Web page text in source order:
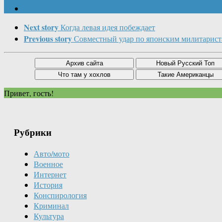
Next storyКогда левая идея побеждает
Previous storyСовместный удар по японским
Привет, гость!
Рубрики
Авто/мото
Военное
Интернет
История
Конспирология
Криминал
Культура